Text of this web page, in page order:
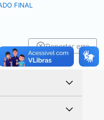
FINAL
Reportar erro